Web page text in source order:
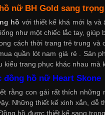
nữ BH Gold sang trọng
hồ với thiết kế khá mới lạ và
như một chiếc lắc tay,
cách thời trang trẻ trung
quần lót nam giá rẻ . Sản
kiểu trang phục khác nhau mà
đồng hồ nữ Heart Skone
rằng con gái rất thích
Những thiết kế xinh xắn,
hồ được thiết kế sang